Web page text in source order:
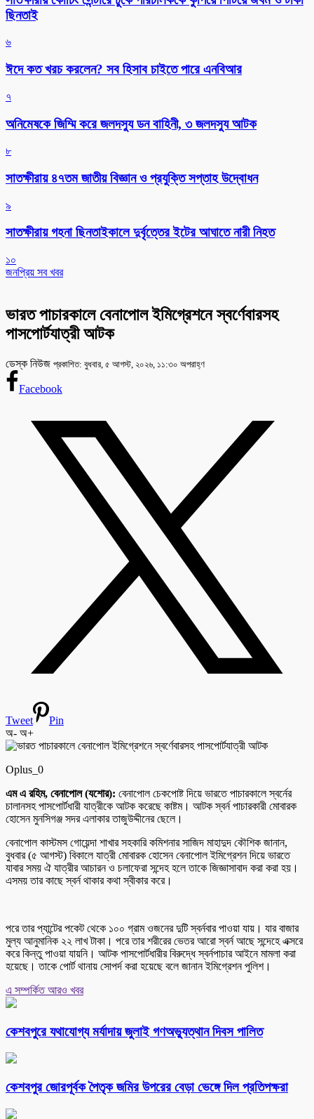
ছিনতাই
৬
ঈদে কত খরচ করলেন? সব হিসাব চাইতে পারে এনবিআর
৭
অনিমেষকে জিম্মি করে জলদস্যু ডন বাহিনী, ৩ জলদস্যু আটক
৮
সাতক্ষীরায় ৪৭তম জাতীয় বিজ্ঞান ও প্রযুক্তি সপ্তাহ উদ্বোধন
৯
সাতক্ষীরায় গহনা ছিনতাইকালে দুর্বৃত্তের ইটের আঘাতে নারী নিহত
১০
জনপ্রিয় সব খবর
ভারত পাচারকালে বেনাপোল ইমিগ্রেশনে স্বর্ণেবারসহ
পাসপোর্টযাত্রী আটক
ডেস্ক নিউজ প্রকাশিত: বুধবার, ৫ আগস্ট, ২০২৬, ১১:৩০ অপরাহ্ণ
Facebook
Tweet
Pin
অ- অ+
Oplus_0
এম এ রহিম, বেনাপোল (যশোর): বেনাপোল চেকপোষ্ট দিয়ে ভারতে পাচারকালে স্বর্নের
চালানসহ পাসপোর্টধারী যাত্রীকে আটক করেছে কাষ্টম। আটক স্বর্ন পাচারকারী মোবারক
হোসেন মুনসিগঞ্জ সদর এলাকার তাজুউদ্দীনের ছেলে।
বেনাপোল কাস্টমস গোয়েন্দা শাখার সহকারি কমিশনার সাজিদ মাহাদুদ কৌশিক জানান,
বুধবার (৫ আগস্ট) বিকালে যাত্রী মোবারক হোসেন বেনাপোল ইমিগ্রেশন দিয়ে ভারতে
যাবার সময় ঐ যাত্রীর আচারন ও চলাফেরা সন্দেহ হলে তাকে জিজ্ঞাসাবাদ করা করা হয়।
এসময় তার কাছে স্বর্ন থাকার কথা স্বীকার করে।
পরে তার প্যান্টের পকেট থেকে ১০০ গ্রাম ওজনের দুটি স্বর্নবার পাওয়া যায়। যার বাজার
মুল্য আনুমানিক ২২ লাখ টাকা। পরে তার শরীরের ভেতর আরো স্বর্ন আছে সন্দেহে এক্সরে
করে কিন্তু পাওয়া যায়নি। আটক পাসপোর্টধারীর বিরুদ্ধে স্বর্নপাচার আইনে মামলা করা
হয়েছে। তাকে পোর্ট থানায় সোপর্দ করা হয়েছে বলে জানান ইমিগ্রেশন পুলিশ।
এ সম্পর্কিত আরও খবর
কেশবপুরে যথাযোগ্য মর্যাদায় জুলাই গণঅভ্যুত্থান দিবস পালিত
কেশবপুর জোরপূর্বক পৈতৃক জমির উপরের বেড়া ভেঙ্গে দিল প্রতিপক্ষরা